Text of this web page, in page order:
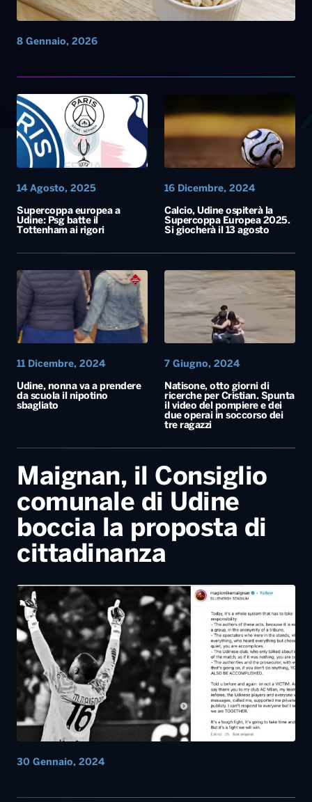
8 Gennaio, 2026
Supercoppa europea a
Udine: Psg batte il
Tottenham ai rigori
14 Agosto, 2025
Calcio, Udine ospiterà la
Supercoppa Europea 2025.
Si giocherà il 13 agosto
16 Dicembre, 2024
Udine, nonna va a prendere
da scuola il nipotino
sbagliato
11 Dicembre, 2024
Natisone, otto giorni di
ricerche per Cristian. Spunta
il video del pompiere e dei
due operai in soccorso dei
tre ragazzi
7 Giugno, 2024
Maignan, il Consiglio
comunale di Udine
boccia la proposta di
cittadinanza
30 Gennaio, 2024